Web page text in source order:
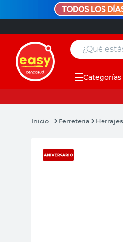
¿Qué estás
Categorías
Ferreteria Herrajes
muebles